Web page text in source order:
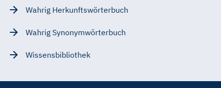
Wahrig Herkunftswörterbuch
Wahrig Synonymwörterbuch
Wissensbibliothek